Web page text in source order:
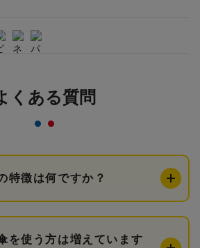
くある質問
特徴は何ですか？
を使う方は増えています